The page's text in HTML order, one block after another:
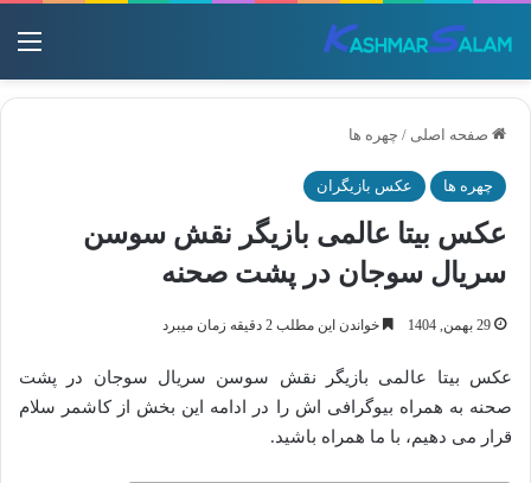
صفحه اصلی / چهره ها
چهره ها عکس بازیگران
عکس بیتا عالمی بازیگر نقش سوسن
سریال سوجان در پشت صحنه
29 بهمن, 1404 خواندن این مطلب 2 دقیقه زمان میبرد
عکس بیتا عالمی بازیگر نقش سوسن سریال سوجان در پشت
صحنه به همراه بیوگرافی اش را در ادامه این بخش از کاشمر سلام
قرار می دهیم، با ما همراه باشید.